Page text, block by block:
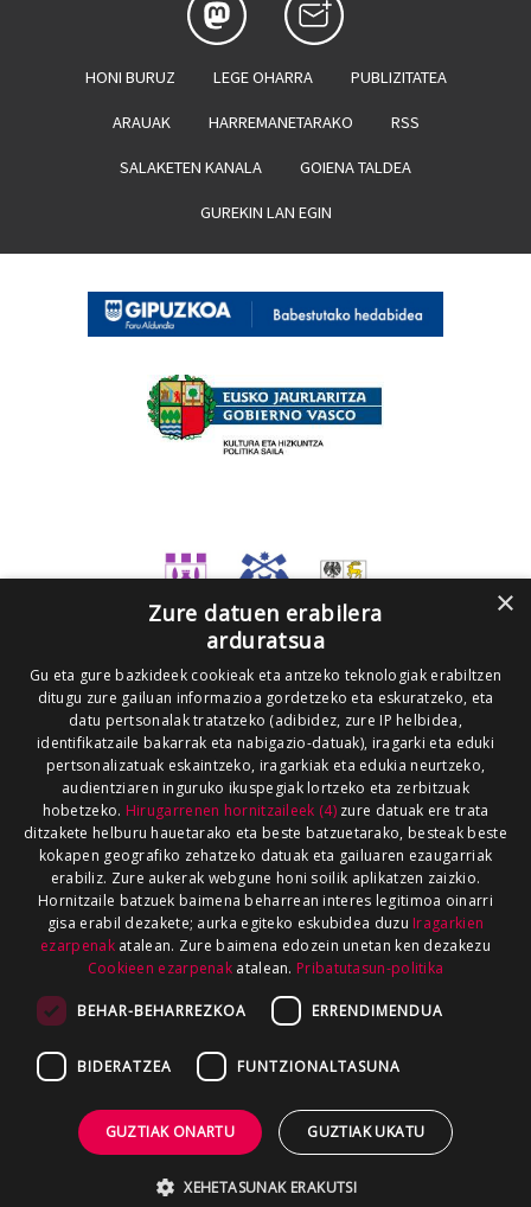
HONI BURUZ LEGE OHARRA PUBLIZITATEA
ARAUAK HARREMANETARAKO RSS
SALAKETEN KANALA GOIENA TALDEA
GUREKIN LAN EGIN
×
Zure datuen erabilera
arduratsua
Gu eta gure bazkideek cookieak eta antzeko teknologiak erabiltzen
ditugu zure gailuan informazioa gordetzeko eta eskuratzeko, eta
datu pertsonalak tratatzeko (adibidez, zure IP helbidea,
identifikatzaile bakarrak eta nabigazio-datuak), iragarki eta eduki
pertsonalizatuak eskaintzeko, iragarkiak eta edukia neurtzeko,
audientziaren inguruko ikuspegiak lortzeko eta zerbitzuak
hobetzeko. Hirugarrenen hornitzaileek (4)zure datuak ere trata
ditzakete helburu hauetarako eta beste batzuetarako, besteak beste
kokapen geografiko zehatzeko datuak eta gailuaren ezaugarriak
erabiliz. Zure aukerak webgune honi soilik aplikatzen zaizkio.
Hornitzaile batzuek baimena beharrean interes legitimoa oinarri
gisa erabil dezakete; aurka egiteko eskubidea duzu Iragarkien
ezarpenakatalean. Zure baimena edozein unetan ken dezakezu
Cookieen ezarpenak atalean. Pribatutasun-politika
BEHAR-BEHARREZKOA ERRENDIMENDUA
BIDERATZEA FUNTZIONALTASUNA
GUZTIAK ONARTU GUZTIAK UKATU
XEHETASUNAK ERAKUTSI